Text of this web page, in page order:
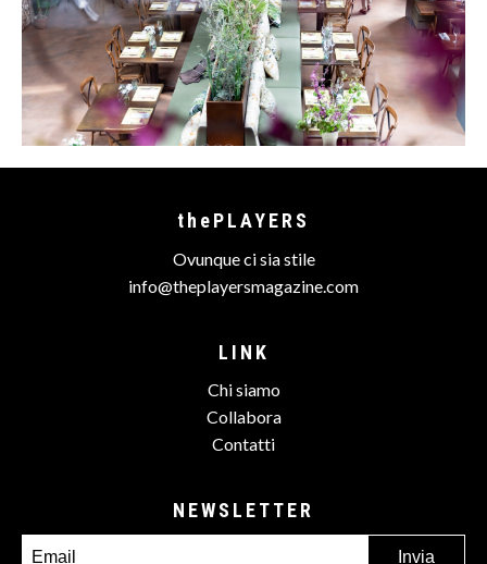
thePLAYERS
Ovunque ci sia stile
info@theplayersmagazine.com
LINK
Chi siamo
Collabora
Contatti
NEWSLETTER